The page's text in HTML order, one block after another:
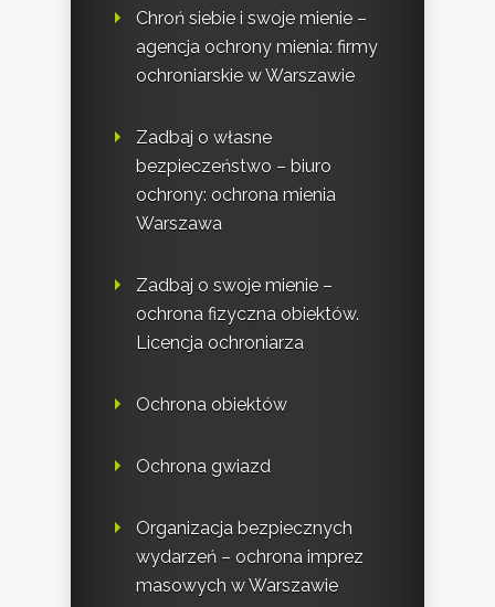
Chroń siebie i swoje mienie –
agencja ochrony mienia: firmy
ochroniarskie w Warszawie
Zadbaj o własne
bezpieczeństwo – biuro
ochrony: ochrona mienia
Warszawa
Zadbaj o swoje mienie –
ochrona fizyczna obiektów.
Licencja ochroniarza
Ochrona obiektów
Ochrona gwiazd
Organizacja bezpiecznych
wydarzeń – ochrona imprez
masowych w Warszawie